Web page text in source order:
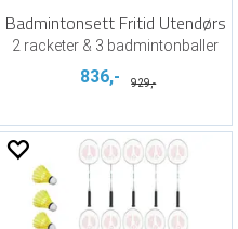
Badmintonsett Fritid Utendørs
2 racketer & 3 badmintonballer
836,- 929,-